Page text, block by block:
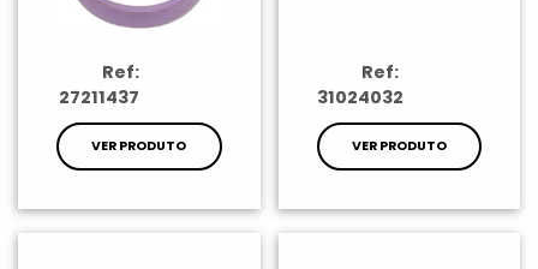
Ref:
27211437
VER PRODUTO
Ref:
31024032
VER PRODUTO